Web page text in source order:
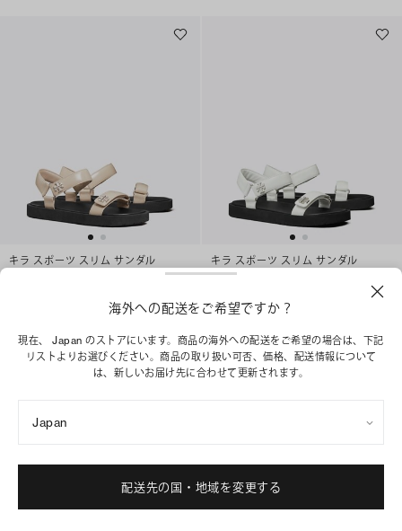
キラ スポーツ スリム サンダル
キラ スポーツ スリム サンダル
¥ 51,700
ショッピングバッグに追加
海外への配送をご希望ですか？
現在、 Japan のストアにいます。商品の海外への配送をご希望の場合は、下記
リストよりお選びください。商品の取り扱い可否、価格、配送情報について
は、新しいお届け先に合わせて更新されます。
Japan
配送先の国・地域を変更する